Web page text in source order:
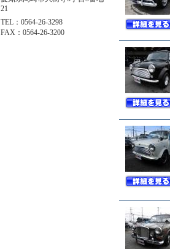
21
TEL：0564-26-3298
FAX：0564-26-3200